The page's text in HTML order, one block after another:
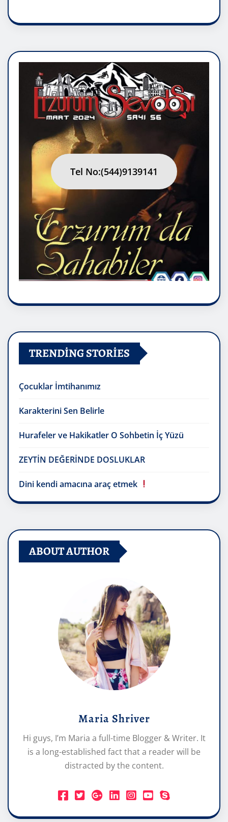
Tel No:(544)9139141
TRENDING STORIES
Çocuklar İmtihanımız
Karakterini Sen Belirle
Hurafeler ve Hakikatler O Sohbetin İç Yüzü
ZEYTİN DEĞERİNDE DOSLUKLAR
Dini kendi amacına araç etmek
ABOUT AUTHOR
Maria Shriver
Hi guys, I’m Maria a full-time Blogger & Writer. It
is a long-established fact that a reader will be
distracted by the content.